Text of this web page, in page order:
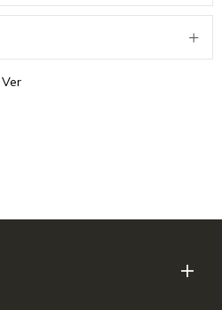
kapak tasarımı
olarak kullanıma uygundur.